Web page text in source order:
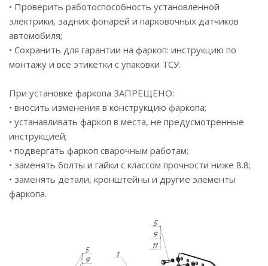
• Проверить работоспособность установленной
электрики, задних фонарей и парковочных датчиков
автомобиля;
• Сохранить для гарантии на фаркоп: инструкцию по
монтажу и все этикетки с упаковки ТСУ.
При установке фаркопа ЗАПРЕЩЕНО:
• вносить изменения в конструкцию фаркопа;
• устанавливать фаркоп в места, не предусмотренные
инструкцией;
• подвергать фаркоп сварочным работам;
• заменять болты и гайки с классом прочности ниже 8.8;
• заменять детали, кронштейны и другие элементы
фаркопа.